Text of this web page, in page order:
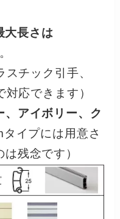
大長さは
スチック引手、
応できます）
、アイボリー、ク
イプには用意さ
残念です）